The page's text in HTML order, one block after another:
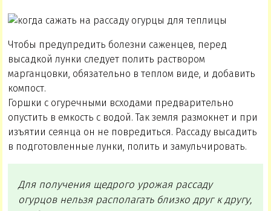
Чтобы предупредить болезни саженцев, перед
высадкой лунки следует полить раствором
марганцовки, обязательно в теплом виде, и добавить
компост.
Горшки с огуречными всходами предварительно
опустить в емкость с водой. Так земля размокнет и при
изъятии сеянца он не повредиться. Рассаду высадить
в подготовленные лунки, полить и замульчировать.
Для получения щедрого урожая рассаду
огурцов нельзя располагать близко друг к другу,